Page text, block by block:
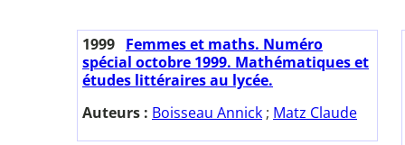
1999 Femmes et maths. Numéro
spécial octobre 1999. Mathématiques et
études littéraires au lycée.
Auteurs : Boisseau Annick ; Matz Claude